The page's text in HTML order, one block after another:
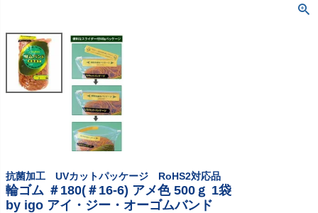
抗菌加工 UVカットパッケージ RoHS2対応品
輪ゴム ＃180(＃16-6) アメ色 500ｇ 1袋
by igo アイ・ジー・オーゴムバンド